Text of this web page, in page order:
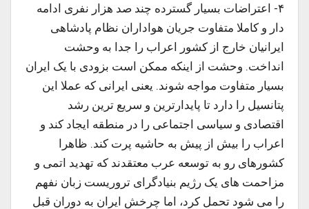
۴- اعتراضات بسیار گسترده چند صد هزار نفری ادامه
دار و کاملا متفاوت جریان هواداران نظام پادشاهی
ایرانیان خارج از کشور اعراب را جدا به وحشت
انداخت. وحشت از اینکه ممکن است بزودی با یک ایران
بسیار متفاوت مواجه شوند. یعنی ایرانی که عملا این
پتانسیل را دارد تا پایدارترین و سریع ترین رشد
اقتصادی و سیاسی اجتماعی را در منطقه ایجاد کند و
اعراب را بیش از پیش به حاشیه پرت کند. ظاهرا
کشورهای رو به توسعه عرب معتقدند که تهدید اتمی و
مزاحمت های یک رژیم بنیادگرای تروریست زبان نفهم
را می شود تحمل کرد، اما چرخش ایران به دوران قبل